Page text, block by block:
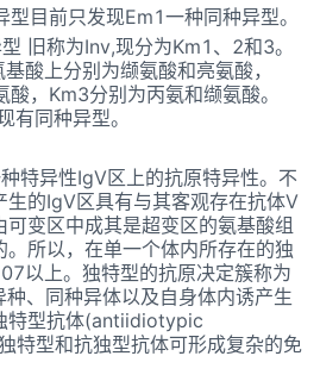
目前只发现Em1一种同种异型。
旧称为Inv,现分为Km1、2和3。
酸上分别为缬氨酸和亮氨酸，
，Km3分别为丙氨和缬氨酸。
有同种异型。
特异性IgV区上的抗原特异性。不
生的IgV区具有与其客观存在抗体V
变区中成其是超变区的氨基酸组
所以，在单一个体内所存在的独
以上。独特型的抗原决定簇称为
、同种异体以及自身体内诱产生
特型抗体(antiidiotypic
特型和抗独型抗体可形成复杂的免